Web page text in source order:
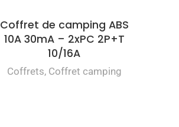
Coffret de camping ABS
10A 30mA – 2xPC 2P+T
10/16A
Coffrets, Coffret camping